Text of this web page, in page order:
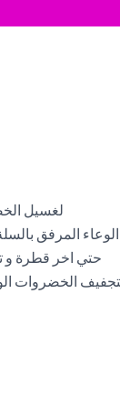
لغسيل
المرفق
حتي اخر قطرة و
الخضروات